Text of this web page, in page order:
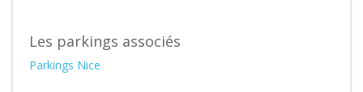
Les parkings associés
Parkings Nice